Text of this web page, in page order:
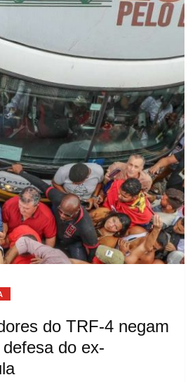
do TRF-4 negam
do ex-